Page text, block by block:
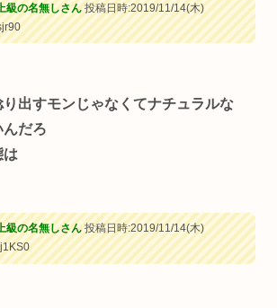
級の名無しさん投稿日時:2019/11/14(木)
り出すモンじゃなくてナチュラルな
だろ
は
級の名無しさん投稿日時:2019/11/14(木)